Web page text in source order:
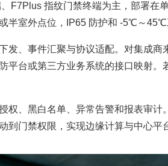
F7Plus 指纹门禁终端为主，部署在
半室外点位，IP65 防护和 -5℃～45℃
发、事件汇聚与协议适配。对集成
平台或第三方业务系统的接口映射。
权、黑白名单、异常告警和报表审
到门禁权限，实现边缘计算与中心平